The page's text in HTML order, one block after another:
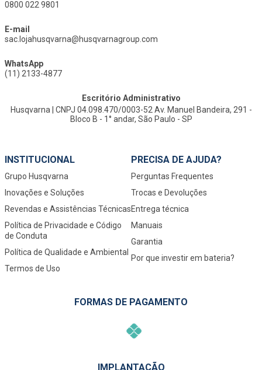
0800 022 9801
E-mail
sac.lojahusqvarna@husqvarnagroup.com
WhatsApp
(11) 2133-4877
Escritório Administrativo
Husqvarna | CNPJ 04.098.470/0003-52 Av. Manuel Bandeira, 291 -
Bloco B - 1° andar, São Paulo - SP
INSTITUCIONAL
Grupo Husqvarna
Inovações e Soluções
Revendas e Assistências Técnicas
Política de Privacidade e Código
de Conduta
Política de Qualidade e Ambiental
Termos de Uso
PRECISA DE AJUDA?
Perguntas Frequentes
Trocas e Devoluções
Entrega técnica
Manuais
Garantia
Por que investir em bateria?
FORMAS DE PAGAMENTO
IMPLANTAÇÃO